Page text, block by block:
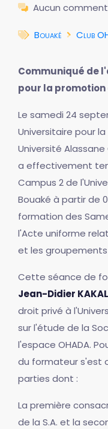
Aucun
Bouaké Club
Communiqué de
pour la promotion
Le samedi 24
Universitaire pour
Université Alassane
a effectivement
Campus 2 de
Bouaké à partir de
formation des
l'Acte uniforme
et les
Cette séance de
Jean-Didier
droit privé à
sur l'étude de la
l'espace OHADA.
du formateur s'est
parties dont :
La première
de la S.A. et la